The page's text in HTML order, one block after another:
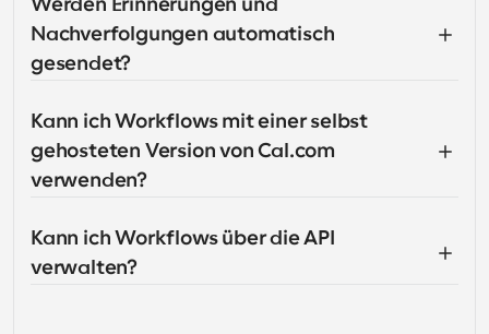
Werden Erinnerungen und
Nachverfolgungen automatisch
gesendet?
Kann ich Workflows mit einer selbst
gehosteten Version von Cal.com
verwenden?
Kann ich Workflows über die API
verwalten?